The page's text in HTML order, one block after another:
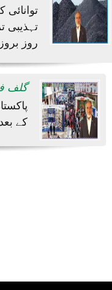
تہذیبی
روز بروز
گلف فوڈز 2017
کے